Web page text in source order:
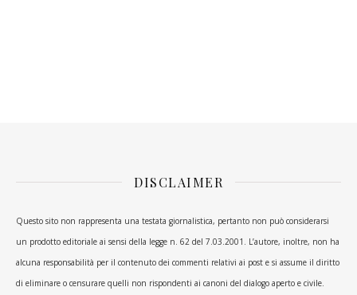
DISCLAIMER
Questo sito non rappresenta una testata giornalistica, pertanto non può considerarsi
un prodotto editoriale ai sensi della legge n. 62 del 7.03.2001. L’autore, inoltre, non ha
alcuna responsabilità per il contenuto dei commenti relativi ai post e si assume il diritto
di eliminare o censurare quelli non rispondenti ai canoni del dialogo aperto e civile.